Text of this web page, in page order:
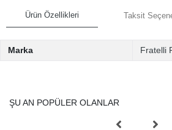
Ürün Özellikleri Taksit
Marka Fratelli
ŞU AN POPÜLER OLANLAR